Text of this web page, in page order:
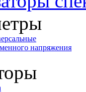
напряжения